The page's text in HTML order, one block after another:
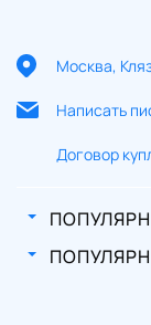
Москва,
Написать
Договор